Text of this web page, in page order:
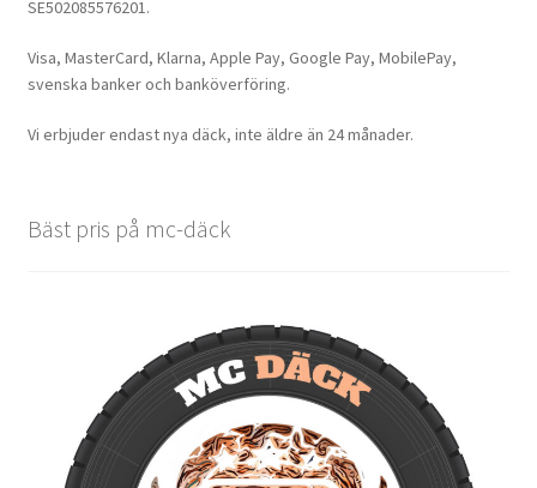
SE502085576201.
Visa, MasterCard, Klarna, Apple Pay, Google Pay, MobilePay,
svenska banker och banköverföring.
Vi erbjuder endast nya däck, inte äldre än 24 månader.
Bäst pris på mc-däck